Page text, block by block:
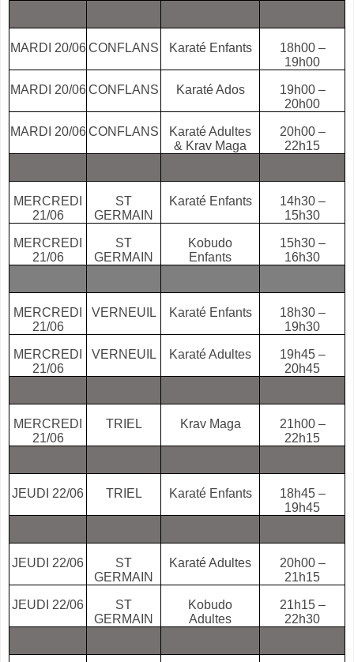
MARDI 20/06 CONFLANS Karaté Enfants
18h00 –
19h00
MARDI 20/06 CONFLANS Karaté Ados
19h00 –
20h00
MARDI 20/06 CONFLANS
Karaté Adultes
& Krav Maga
20h00 –
22h15
MERCREDI
21/06
ST
GERMAIN
Karaté Enfants
14h30 –
15h30
MERCREDI
21/06
ST
GERMAIN
Kobudo
Enfants
15h30 –
16h30
MERCREDI
21/06
VERNEUIL Karaté Enfants
18h30 –
19h30
MERCREDI
21/06
VERNEUIL Karaté Adultes
19h45 –
20h45
MERCREDI
21/06
TRIEL Krav Maga
21h00 –
22h15
JEUDI 22/06 TRIEL Karaté Enfants
18h45 –
19h45
JEUDI 22/06
ST
GERMAIN
Karaté Adultes
20h00 –
21h15
JEUDI 22/06
ST
GERMAIN
Kobudo
Adultes
21h15 –
22h30